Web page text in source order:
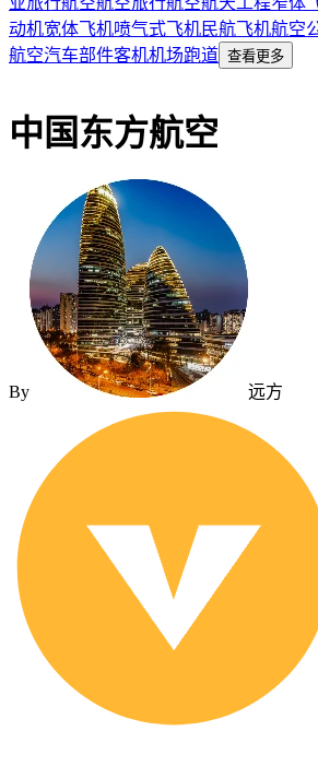
动机宽体飞机喷气式飞机民航飞机航空
航空汽车部件客机机场跑道 查看更多
中国东方航空
By 远方